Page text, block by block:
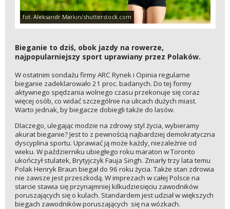
fot. Aleksandr Markin/shutterstock.com
Bieganie to dziś, obok jazdy na rowerze,
najpopularniejszy sport uprawiany przez Polaków.
W ostatnim sondażu firmy ARC Rynek i Opinia regularne
bieganie zadeklarowało 21 proc. badanych. Do tej formy
aktywnego spędzania wolnego czasu przekonuje się coraz
więcej osób, co widać szczególnie na ulicach dużych miast.
Warto jednak, by biegacze dobiegli także do lasów.
Dlaczego, ulegając modzie na zdrowy styl życia, wybieramy
akurat bieganie? Jest to z pewnością najbardziej demokratyczna
dyscyplina sportu. Uprawiać ją może każdy, niezależnie od
wieku. W październiku ubiegłego roku maraton w Toronto
ukończył stulatek, Brytyjczyk Fauja Singh. Zmarły trzy lata temu
Polak Henryk Braun biegał do 96 roku życia. Także stan zdrowia
nie zawsze jest przeszkodą. W imprezach w całej Polsce na
starcie stawia się przynajmniej kilkudziesięciu zawodników
poruszających się o kulach. Standardem jest udział w większych
biegach zawodników poruszających się na wózkach.